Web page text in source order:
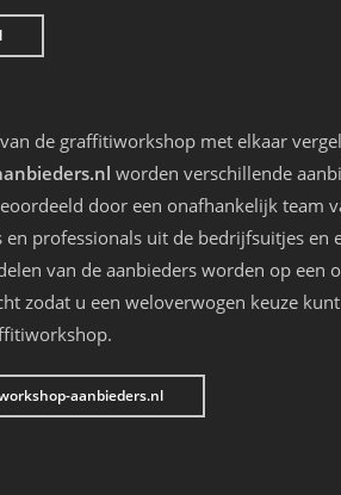
de graffitiworkshop met elkaar
worden verschillende
door een onafhankelijk team
en professionals uit de bedrijfsuitjes en
van de aanbieders worden op een
zodat u een weloverwogen keuze
aanbieders.nl